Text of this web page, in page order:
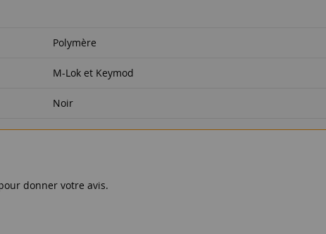
Polymère
M-Lok et Keymod
Noir
donner votre avis.